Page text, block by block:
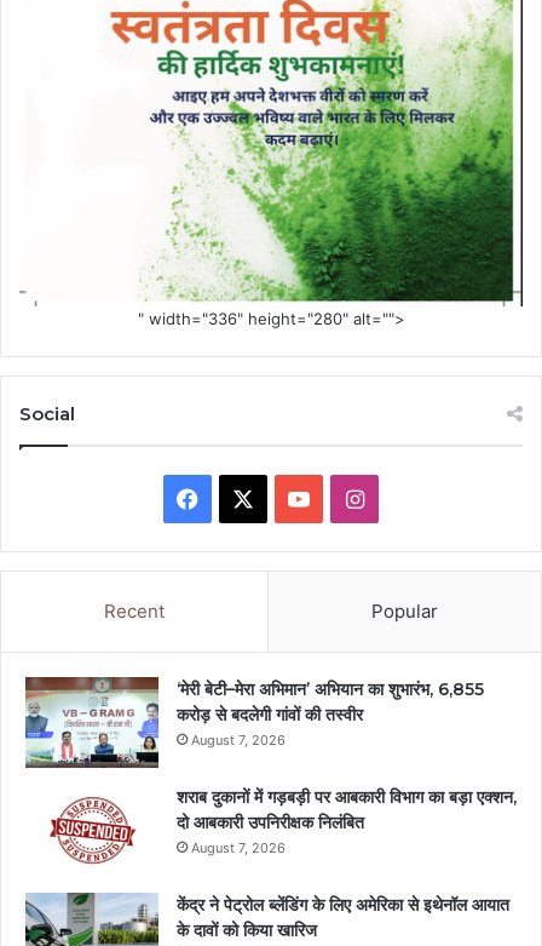
" width="336" height="280" alt="">
Social
Facebook YouTubeInstagram
Recent Popular
‘मेरी बेटी–मेरा अभिमान’ अभियान का शुभारंभ, 6,855
करोड़ से बदलेगी गांवों की तस्वीर
August 7, 2026
शराब दुकानों में गड़बड़ी पर आबकारी विभाग का बड़ा एक्शन,
दो आबकारी उपनिरीक्षक निलंबित
August 7, 2026
केंद्र ने पेट्रोल ब्लेंडिंग के लिए अमेरिका से इथेनॉल आयात
के दावों को किया खारिज